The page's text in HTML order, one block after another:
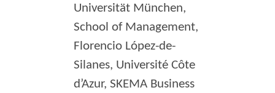
Universität München,
School of Management,
Florencio López-de-
Silanes, Université Côte
d’Azur, SKEMA Business